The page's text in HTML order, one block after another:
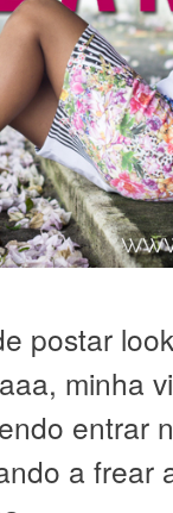
postar
minha
entrar
a frear